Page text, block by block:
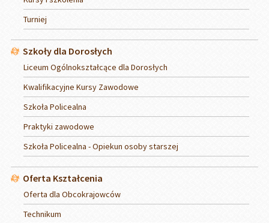
Turniej
Szkoły dla Dorosłych
Liceum Ogólnokształcące dla Dorosłych
Kwalifikacyjne Kursy Zawodowe
Szkoła Policealna
Praktyki zawodowe
Szkoła Policealna - Opiekun osoby starszej
Oferta Kształcenia
Oferta dla Obcokrajowców
Technikum